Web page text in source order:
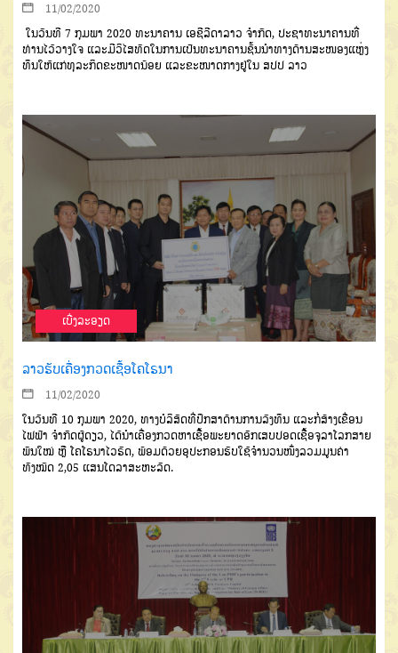
11/02/2020
ໃນວັນທີ 7 ກຸມພາ 2020 ທະນາຄານ ເອຊີລີດາລາວ ຈຳກັດ, ປະຊາທະນາຄານທີ່
ທ່ານໄວ້ວາງໃຈ ແລະມີວິໄສທັດໃນການເປັນທະນາຄານຊັ້ນນຳທາງດ້ານສະໜອງແຫຼ່ງ
ທຶນໃຫ້ແກ່ທຸລະກິດຂະໜາດນ້ອຍ ແລະຂະໜາດກາງຢູ່ໃນ ສປປ ລາວ
ເບີ່ງລະອຽດ
ລາວຮັບເຄື່ອງກວດເຊື້ອໂຄໂຣນາ
11/02/2020
ໃນວັນທີ 10 ກຸມພາ 2020, ທາງບໍລິສັດທີ່ປຶກສາດ້ານການລົງທຶນ ແລະກໍ່ສ້າງເຂື່ອນ
ໄຟຟ້າ ຈຳກັດຜູ້ດຽວ, ໄດ້ນຳເຄື່ອງກວດຫາເຊື້ອພະຍາດອັກເສບປອດເຊື້ອຈຸລາໂລກສາຍ
ພັນໃໝ່ ຫຼື ໂຄໂຣນາໄວຣັດ, ພ້ອມດ້ວຍອຸປະກອນຮັບໃຊ້ຈຳນວນໜຶ່ງລວມມູນຄ່າ
ທັງໝົດ 2,05 ແສນໂດລາສະຫະລັດ.